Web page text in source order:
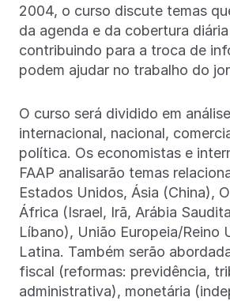
2004, o curso discute temas
da agenda e da cobertura
contribuindo para a troca de
podem ajudar no trabalho do
O curso será dividido em
internacional, nacional,
política. Os economistas e
FAAP analisarão temas
Estados Unidos, Ásia (China),
África (Israel, Irã, Arábia
Líbano), União Europeia/Reino
Latina. Também serão
fiscal (reformas: previdência,
administrativa), monetária